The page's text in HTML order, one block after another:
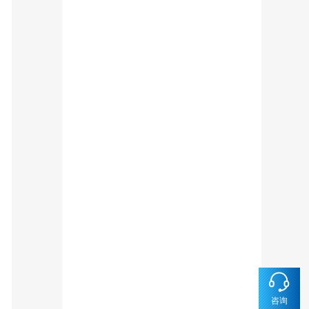
咨询